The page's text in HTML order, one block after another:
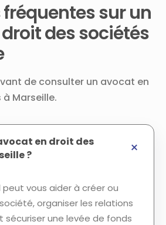
sur un
des sociétés
de consulter un avocat en
Marseille.
en droit des
?
vous aider à créer ou
organiser les relations
sécuriser une levée de fonds